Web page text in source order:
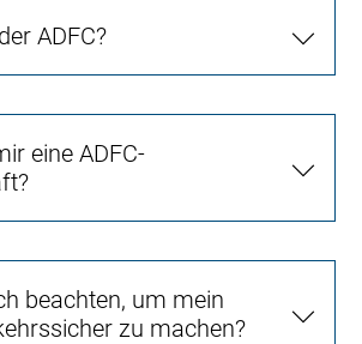
ADFC?
eine ADFC-
beachten, um mein
zu machen?